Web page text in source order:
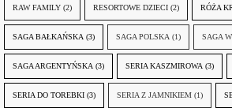
RAW FAMILY (2) RESORTOWE DZIECI (2) RÓŻA
SAGA BAŁKAŃSKA (3) SAGA POLSKA (1) SAGA
SAGA ARGENTYŃSKA (3) SERIA KASZMIROWA (3)
SERIA DO TOREBKI (3) SERIA Z JAMNIKIEM (1)